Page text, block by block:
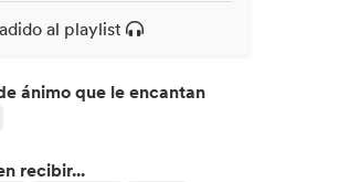
al playlist
ánimo que le encantan
recibir...